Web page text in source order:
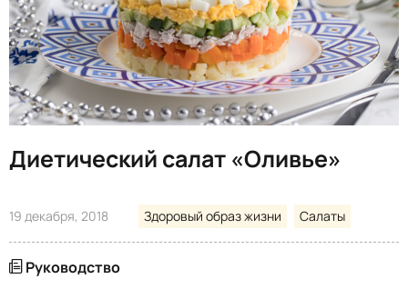
Диетический салат «Оливье»
19 декабря, 2018 Здоровый образ жизни Салаты
Руководство